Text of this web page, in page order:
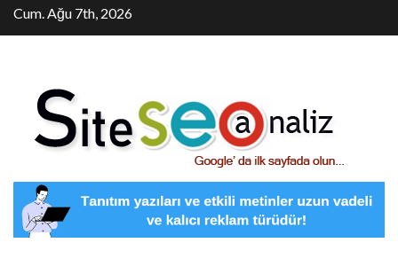
Skip
to
Cum. Ağu 7th, 2026